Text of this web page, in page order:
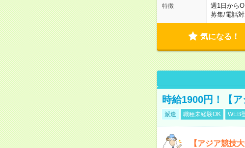
特徴 週1日から
募集/電話
気になる！
時給1900円！【
派遣 職種未経験OK WEB
【アジア競技